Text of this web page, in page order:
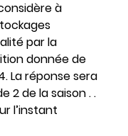
à
par la
donnée de
La réponse sera
2 de la saison . .
l’instant